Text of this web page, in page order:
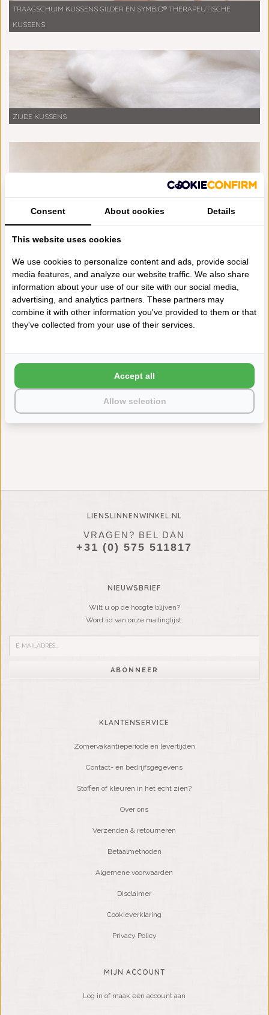
TRAAGSCHUIM KUSSENS GILDER EN SYMBIO® THERAPEUTISCHE
KUSSENS
ZIJDE KUSSENS
KAPOK KUSSEN
GELKUSSENS
ROLKUSSENS
LIENSLINNENWINKEL.NL
VRAGEN? BEL DAN
+31 (0) 575 511817
NIEUWSBRIEF
Wilt u op de hoogte blijven?
Word lid van onze mailinglijst:
ABONNEER
KLANTENSERVICE
Zomervakantieperiode en levertijden
Contact- en bedrijfsgegevens
Stoffen of kleuren in het echt zien?
Over ons
Verzenden & retourneren
Betaalmethoden
Algemene voorwaarden
Disclaimer
Cookieverklaring
Privacy Policy
MIJN ACCOUNT
Log in of maak een account aan
Consent About cookies Details
This website uses cookies
We use cookies to personalize content and ads, provide social
media features, and analyze our website traffic. We also share
information about your use of our site with our social media,
advertising, and analytics partners. These partners may
combine it with other information you've provided to them or that
they've collected from your use of their services.
Allow selection
Accept all